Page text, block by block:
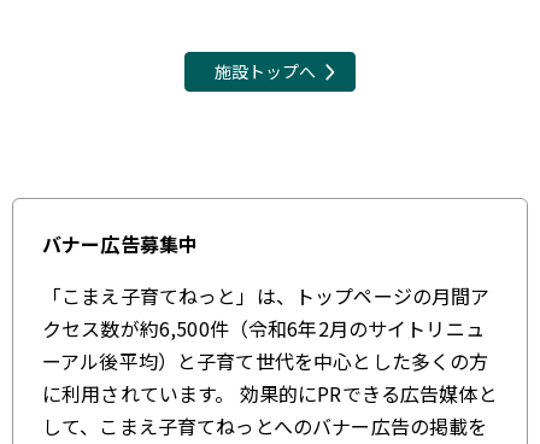
施設トップへ
バナー広告募集中
「こまえ子育てねっと」は、トップページの月間ア
クセス数が約6,500件（令和6年2月のサイトリニュ
ーアル後平均）と子育て世代を中心とした多くの方
に利用されています。 効果的にPRできる広告媒体と
して、こまえ子育てねっとへのバナー広告の掲載を